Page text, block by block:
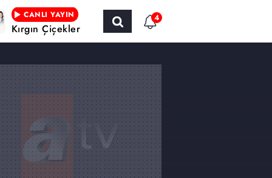
CANLI YAYIN
Kırgın Çiçekler
4